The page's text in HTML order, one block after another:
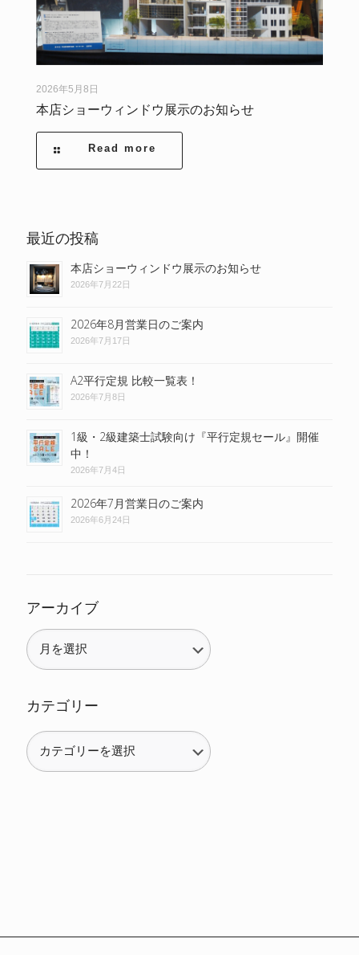
2026年5月8日
本店ショーウィンドウ展示のお知らせ
Read more
最近の投稿
本店ショーウィンドウ展示のお知らせ
2026年7月22日
2026年8月営業日のご案内
2026年7月17日
A2平行定規 比較一覧表！
2026年7月8日
1級・2級建築士試験向け『平行定規セール』開催
中！
2026年7月4日
2026年7月営業日のご案内
2026年6月24日
アーカイブ
カテゴリー
カ
テ
ゴ